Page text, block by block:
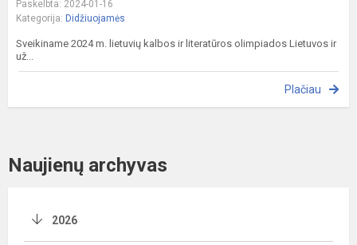
Paskelbta: 2024-01-16
Kategorija: Didžiuojamės
Sveikiname 2024 m. lietuvių kalbos ir literatūros olimpiados Lietuvos ir
už...
Plačiau
Naujienų archyvas
2026